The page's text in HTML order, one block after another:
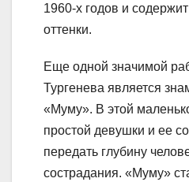
1960-х годов и
оттенки.
Еще одной значимой
Тургенева является
«Муму». В этой
простой девушки и ее
передать глубину
сострадания. «Муму»